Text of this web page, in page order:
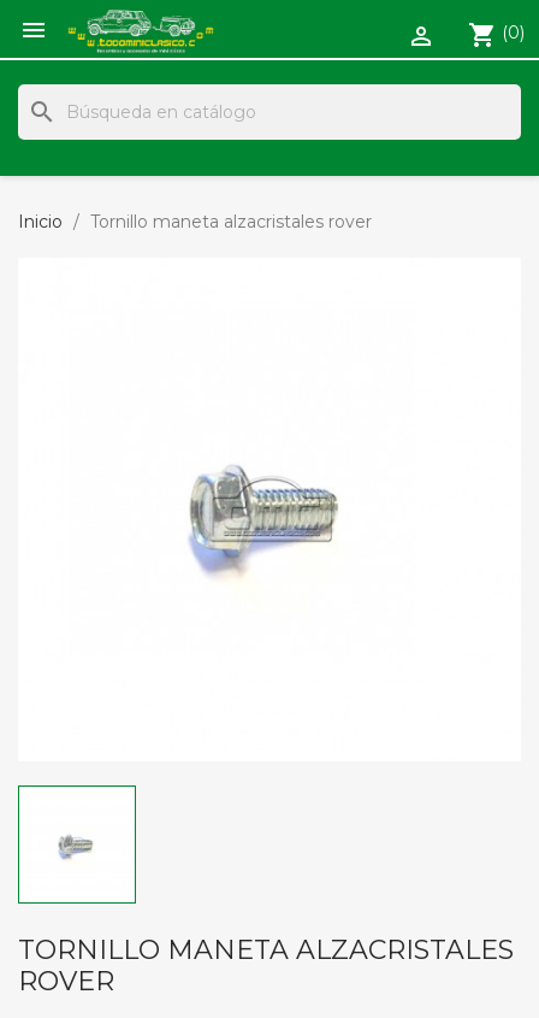
 shopping_cart (0)

search
Inicio Tornillo maneta alzacristales rover
TORNILLO MANETA ALZACRISTALES
ROVER